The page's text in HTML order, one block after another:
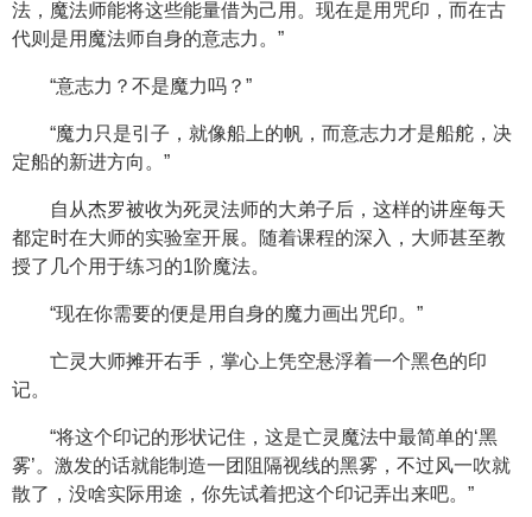
法，魔法师能将这些能量借为己用。现在是用咒印，而在古
代则是用魔法师自身的意志力。”
“意志力？不是魔力吗？”
“魔力只是引子，就像船上的帆，而意志力才是船舵，决
定船的新进方向。”
自从杰罗被收为死灵法师的大弟子后，这样的讲座每天
都定时在大师的实验室开展。随着课程的深入，大师甚至教
授了几个用于练习的1阶魔法。
“现在你需要的便是用自身的魔力画出咒印。”
亡灵大师摊开右手，掌心上凭空悬浮着一个黑色的印
记。
“将这个印记的形状记住，这是亡灵魔法中最简单的‘黑
雾’。激发的话就能制造一团阻隔视线的黑雾，不过风一吹就
散了，没啥实际用途，你先试着把这个印记弄出来吧。”